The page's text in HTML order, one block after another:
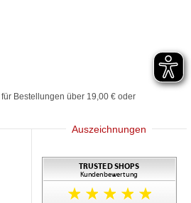
für Bestellungen über 19,00 € oder
Auszeichnungen